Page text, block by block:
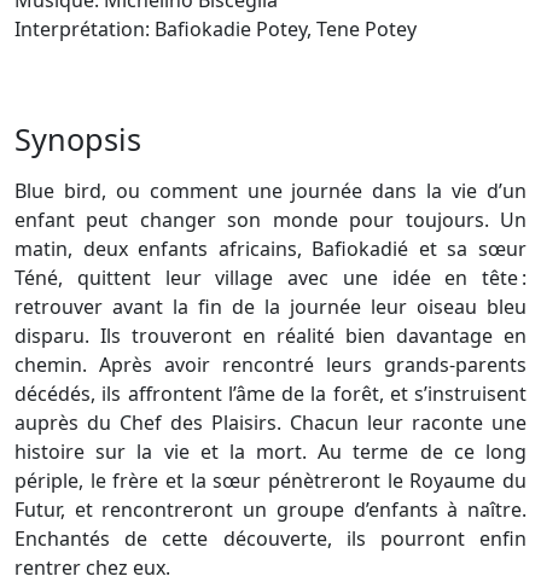
Interprétation: Bafiokadie Potey, Tene Potey
Synopsis
Blue bird, ou comment une journée dans la vie d’un
enfant peut changer son monde pour toujours. Un
matin, deux enfants africains, Bafiokadié et sa sœur
Téné, quittent leur village avec une idée en tête :
retrouver avant la fin de la journée leur oiseau bleu
disparu. Ils trouveront en réalité bien davantage en
chemin. Après avoir rencontré leurs grands-parents
décédés, ils affrontent l’âme de la forêt, et s’instruisent
auprès du Chef des Plaisirs. Chacun leur raconte une
histoire sur la vie et la mort. Au terme de ce long
périple, le frère et la sœur pénètreront le Royaume du
Futur, et rencontreront un groupe d’enfants à naître.
Enchantés de cette découverte, ils pourront enfin
rentrer chez eux.